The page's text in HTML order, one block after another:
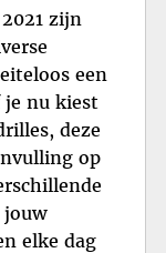
zijn
een
je nu kiest
deze
op
jouw
elke dag